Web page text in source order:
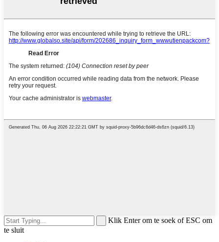
Klik Enter om te soek of ESC om
te sluit